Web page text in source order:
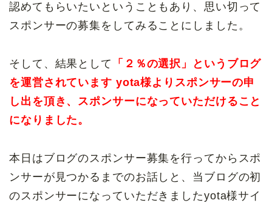
認めてもらいたいということもあり、思い切って
スポンサーの募集をしてみることにしました。
そして、結果として
「２％の選択」というブログ
を運営されています yota様よりスポンサーの申
し出を頂き、スポンサーになっていただけること
になりました。
本日はブログのスポンサー募集を行ってからスポ
ンサーが見つかるまでのお話しと、当ブログの初
のスポンサーになっていただきましたyota様サイ